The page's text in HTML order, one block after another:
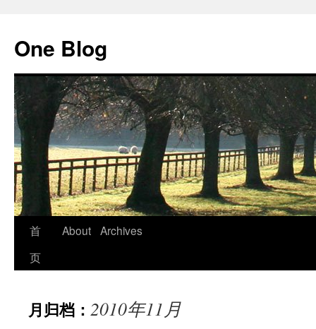
正
文
One Blog
首
页
About Archives
月归档： 2010年11月